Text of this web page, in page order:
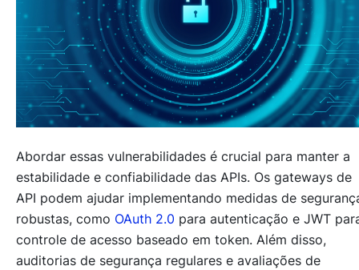
Abordar essas vulnerabilidades é crucial para manter a
estabilidade e confiabilidade das APIs. Os gateways de
API podem ajudar implementando medidas de
robustas, como OAuth 2.0 para autenticação e JWT
controle de acesso baseado em token. Além disso,
auditorias de segurança regulares e avaliações de